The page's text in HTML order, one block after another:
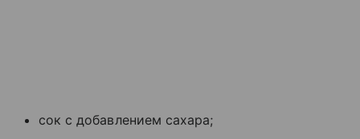
сок с добавлением сахара;